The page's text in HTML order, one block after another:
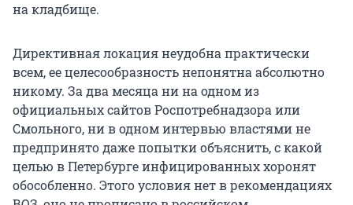
на кладбище.
Директивная локация неудобна практически
всем, ее целесообразность непонятна абсолютно
никому. За два месяца ни на одном из
официальных сайтов Роспотребнадзора или
Смольного, ни в одном интервью властями не
предпринято даже попытки объяснить, с какой
целью в Петербурге инфицированных хоронят
обособленно. Этого условия нет в рекомендациях